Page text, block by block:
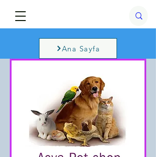
Ana Sayfa